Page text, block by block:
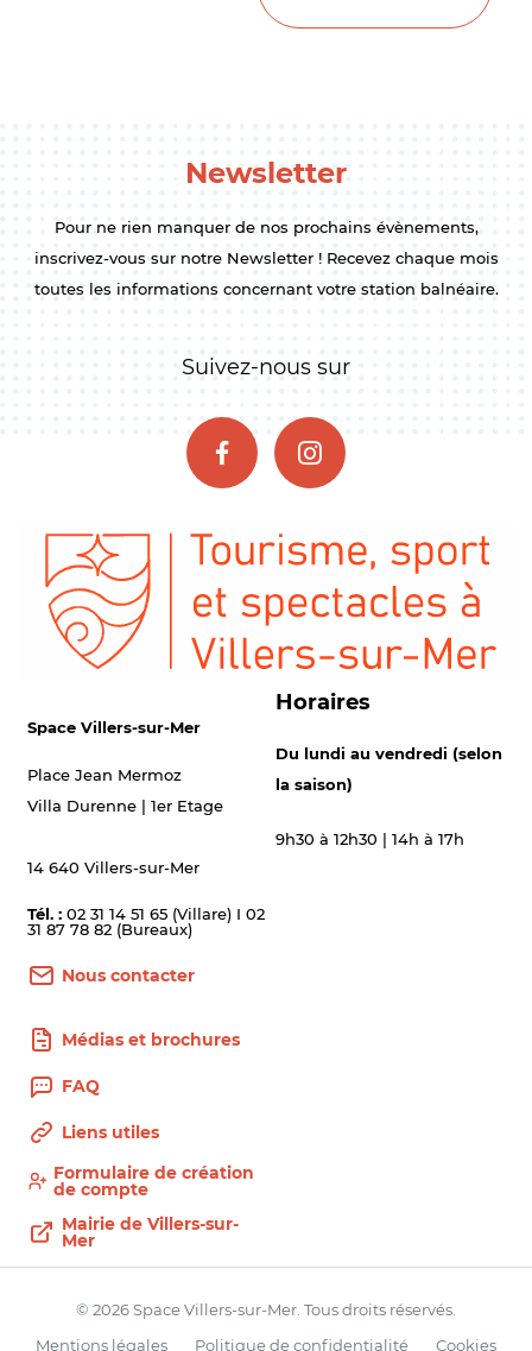
Newsletter
Pour ne rien manquer de nos prochains évènements,
inscrivez-vous sur notre Newsletter ! Recevez chaque mois
toutes les informations concernant votre station balnéaire.
Suivez-nous sur
Space Villers-sur-Mer
Place Jean Mermoz
Villa Durenne | 1er Etage
14 640 Villers-sur-Mer
Tél. : 02 31 14 51 65 (Villare) I 02
31 87 78 82 (Bureaux)
Nous contacter
Horaires
Du lundi au vendredi (selon
la saison)
9h30 à 12h30 | 14h à 17h
Médias et brochures
FAQ
Liens utiles
Formulaire de création
de compte
Mairie de Villers-sur-
Mer
© 2026 Space Villers-sur-Mer. Tous droits réservés.
Mentions légales
Politique de confidentialité Cookies